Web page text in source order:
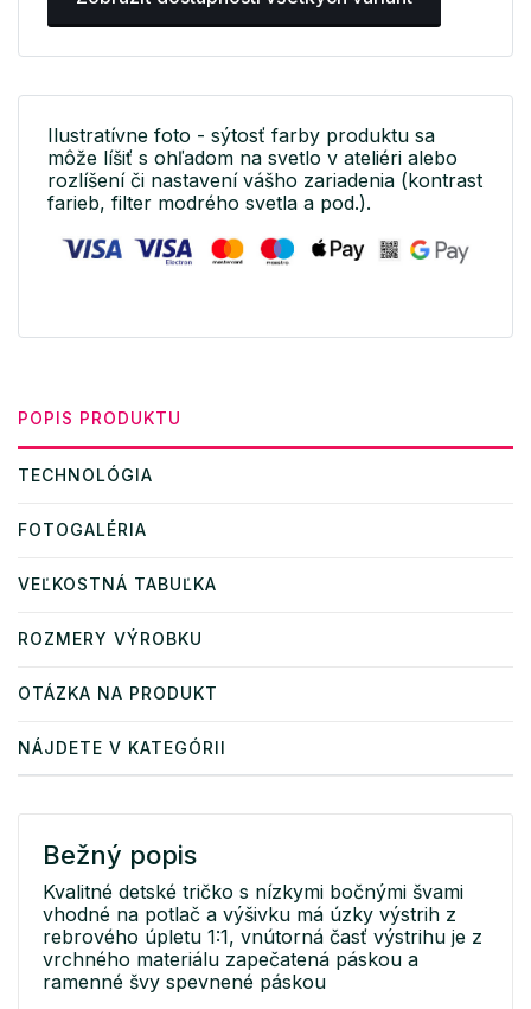
Ilustratívne foto - sýtosť farby produktu sa
môže líšiť s ohľadom na svetlo v ateliéri alebo
rozlíšení či nastavení vášho zariadenia (kontrast
farieb, filter modrého svetla a pod.).
POPIS PRODUKTU
TECHNOLÓGIA
FOTOGALÉRIA
VEĽKOSTNÁ TABUĽKA
ROZMERY VÝROBKU
OTÁZKA NA PRODUKT
NÁJDETE V KATEGÓRII
Bežný popis
Kvalitné detské tričko s nízkymi bočnými švami
vhodné na potlač a výšivku má úzky výstrih z
rebrového úpletu 1:1, vnútorná časť výstrihu je z
vrchného materiálu zapečatená páskou a
ramenné švy spevnené páskou